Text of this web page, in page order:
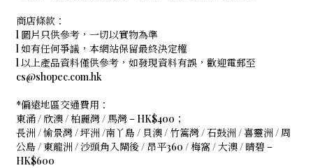
商店條款：
l 圖片只供參考，一切以實物為準
l 如有任何爭議，本網站保留最終決定權
l 以上產品資料僅供參考，如發現資料有誤，歡迎電郵至
cs@shopec.com.hk
*偏遠地區交通費用：
東涌 / 欣澳 / 柏麗灣 / 馬灣 – HK$400；
長洲 / 愉景灣 / 坪洲 /南丫島 / 貝澳 / 竹篙灣 / 石鼓洲 / 喜靈洲 / 周
公島 / 東龍洲 / 沙頭角入閘後 / 昂平360 / 梅窩 / 大澳 / 晴碧 –
HK$600